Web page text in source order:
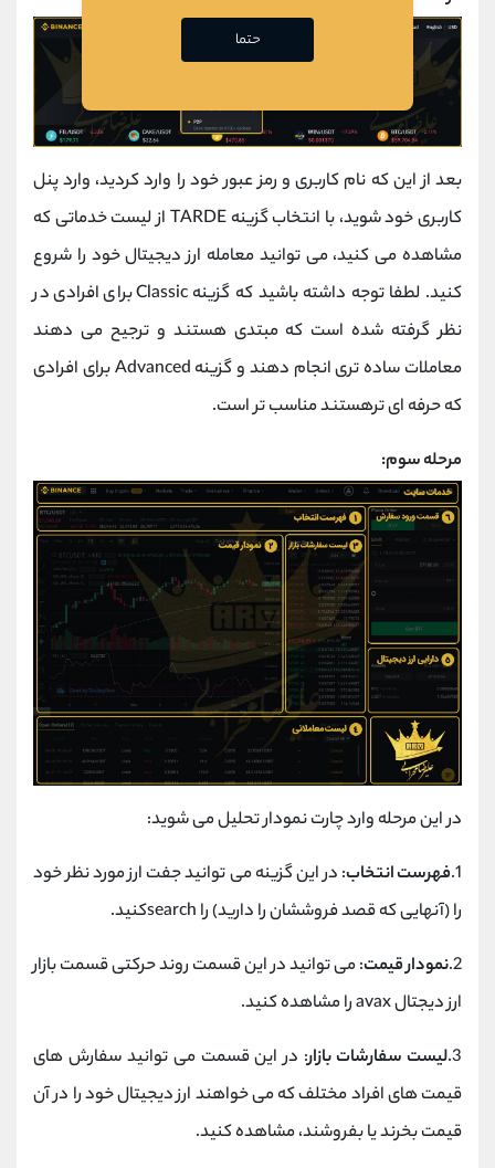
بعد از این که نام کاربری و رمز عبور خود را وارد کردید، وارد پنل
کاربری خود شوید، با انتخاب گزینه TARDE از لیست خدماتی که
مشاهده می کنید، می توانید معامله ارز دیجیتال خود را شروع
کنید. لطفا توجه داشته باشید که گزینه Classic برای افرادی در
نظر گرفته شده است که مبتدی هستند و ترجیح می دهند
معاملات ساده تری انجام دهند و گزینه Advanced برای افرادی
که حرفه ای ترهستند مناسب تر است.
مرحله سوم:
در این مرحله وارد چارت نمودار تحلیل می شوید:
1.فهرست انتخاب: در این گزینه می توانید جفت ارز مورد نظر خود
را (آنهایی که قصد فروششان را دارید) را searchکنید.
2.نمودار قیمت: می توانید در این قسمت روند حرکتی قسمت بازار
ارز دیجتال avax را مشاهده کنید.
3.لیست سفارشات بازار: در این قسمت می توانید سفارش های
قیمت های افراد مختلف که می خواهند ارز دیجیتال خود را در آن
قیمت بخرند یا بفروشند، مشاهده کنید.
حتما